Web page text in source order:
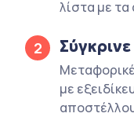
λίστα με τα
2
με